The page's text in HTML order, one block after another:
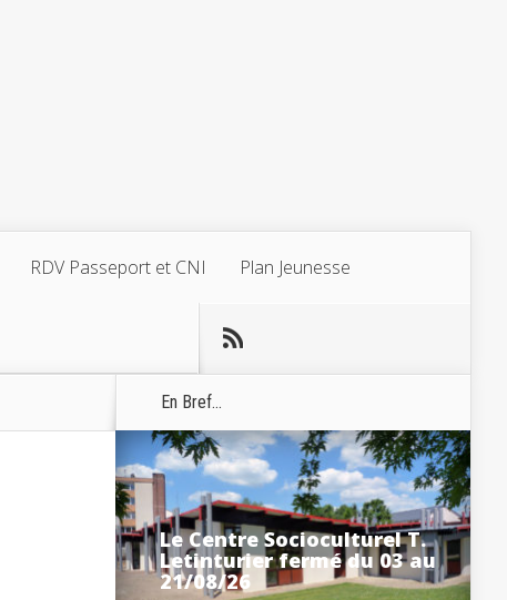
RDV Passeport et CNI Plan Jeunesse
En Bref...
Le Centre Socioculturel T.
Letinturier fermé du 03 au
21/08/26